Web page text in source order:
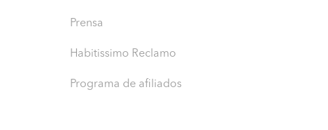
Prensa
Habitissimo Reclamo
Programa de afiliados